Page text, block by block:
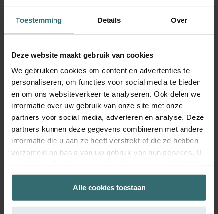
Toestemming Details Over
Deze website maakt gebruik van cookies
We gebruiken cookies om content en advertenties te
personaliseren, om functies voor social media te bieden
en om ons websiteverkeer te analyseren. Ook delen we
informatie over uw gebruik van onze site met onze
partners voor social media, adverteren en analyse. Deze
partners kunnen deze gegevens combineren met andere
informatie die u aan ze heeft verstrekt of die ze hebben
verzameld op basis van uw gebruik van hun services. U
gebruiken.
Datenschutzerklärung der Zehnder Group
Alle cookies toestaan
Dit product is te vinden in:LTR-6,LTR-7 / LTR-7 Z / LTR-
7 XL
Op voorraad
incl. BTW
Toevoegen aan winkelwagentje
Ontvang je product met een 15% korting
Abonneer je en bestel automatisch en periodiek opnieuw!
(Aanbieding uitsluitend voor particuliere klanten)
84.34 99.22